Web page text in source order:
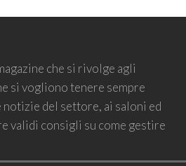
che si rivolge agli
si vogliono tenere sempre
del settore, ai saloni ed
validi consigli su come gestire